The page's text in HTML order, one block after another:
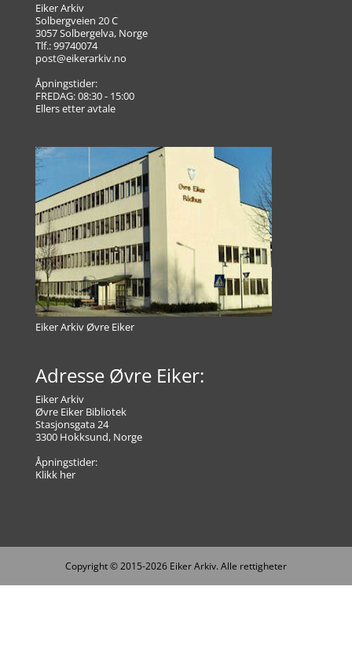
Eiker Arkiv
Solbergveien 20 C
3057 Solbergelva, Norge
Tlf.: 99740074
post@eikerarkiv.no
Åpningstider:
FREDAG: 08:30 - 15:00
Ellers etter avtale
Eiker Arkiv Øvre Eiker
Adresse Øvre Eiker:
Eiker Arkiv
Øvre Eiker Bibliotek
Stasjonsgata 24
3300 Hokksund, Norge
Åpningstider:
Klikk her
Copyright © 2015-2026 Eiker Arkiv. Alle rettigheter